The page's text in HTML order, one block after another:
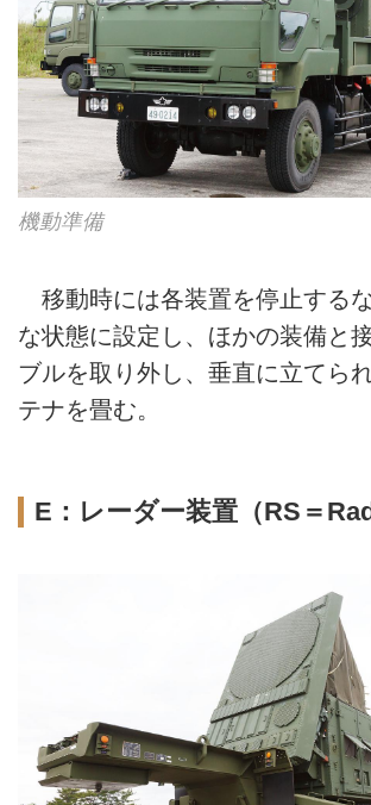
機動準備
移動時には各装置を停止する
な状態に設定し、ほかの装備と
ブルを取り外し、垂直に立てら
テナを畳む。
E：レーダー装置（RS＝